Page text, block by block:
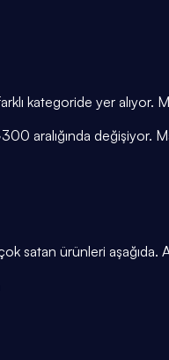
kategoride yer alıyor.
aralığında değişiyor.
satan ürünleri aşağıda.